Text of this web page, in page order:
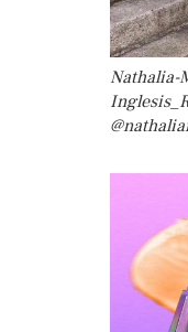
Nathalia-